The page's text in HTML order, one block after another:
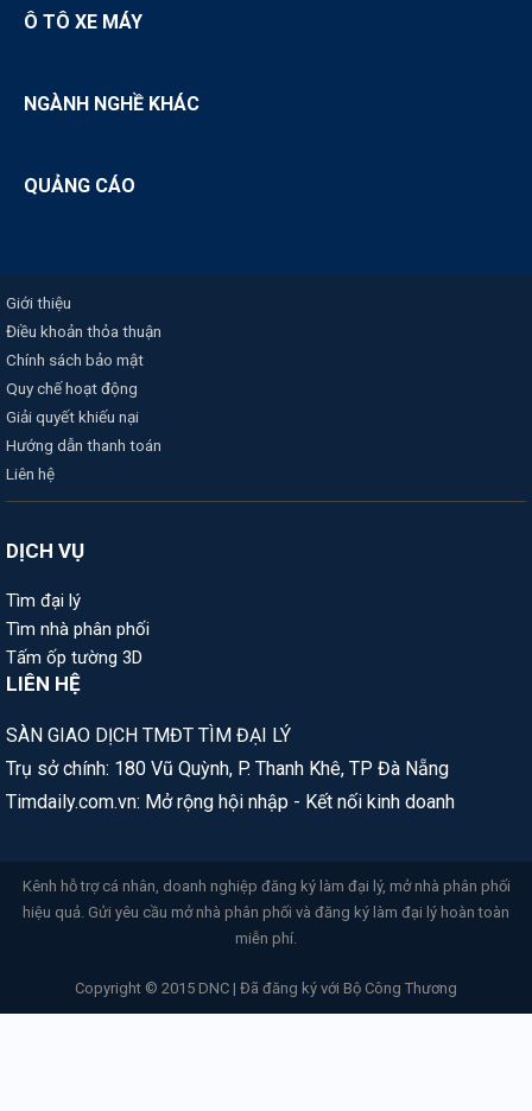
Ô TÔ XE MÁY
NGÀNH NGHỀ KHÁC
QUẢNG CÁO
Giới thiệu
Điều khoản thỏa thuận
Chính sách bảo mật
Quy chế hoạt động
Giải quyết khiếu nại
Hướng dẫn thanh toán
Liên hệ
DỊCH VỤ
Tìm đại lý
Tìm nhà phân phối
Tấm ốp tường 3D
LIÊN HỆ
SÀN GIAO DỊCH TMĐT TÌM ĐẠI LÝ
Trụ sở chính: 180 Vũ Quỳnh, P. Thanh Khê, TP Đà Nẵng
Timdaily.com.vn: Mở rộng hội nhập - Kết nối kinh doanh
Kênh hỗ trợ cá nhân, doanh nghiệp đăng ký làm đại lý, mở nhà phân phối
hiệu quả. Gửi yêu cầu mở nhà phân phối và đăng ký làm đại lý hoàn toàn
miễn phí.
Copyright © 2015 DNC | Đã đăng ký với Bộ Công Thương